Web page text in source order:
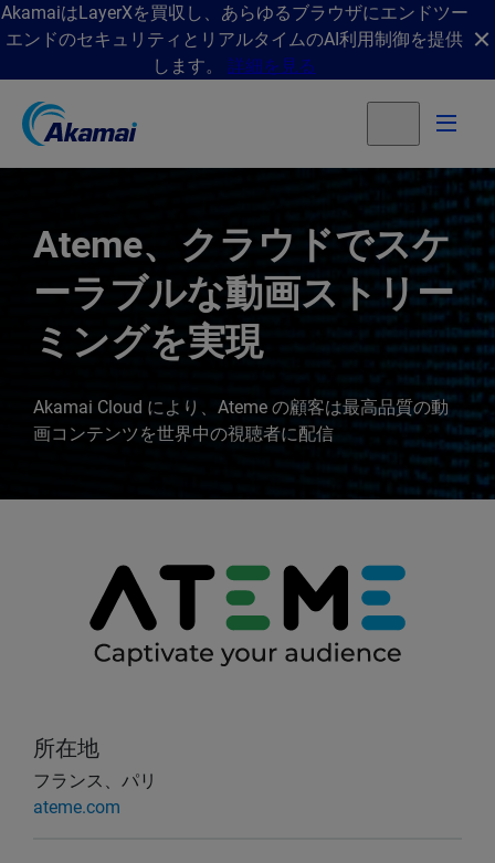
AkamaiはLayerXを買収し、あらゆるブラウザにエンドツー
エンドのセキュリティとリアルタイムのAI利用制御を提供
します。 詳細を見る
Ateme、クラウドでスケ
ーラブルな動画ストリー
ミングを実現
Akamai Cloud により、Ateme の顧客は最高品質の動
画コンテンツを世界中の視聴者に配信
所在地
フランス、パリ
ateme.com